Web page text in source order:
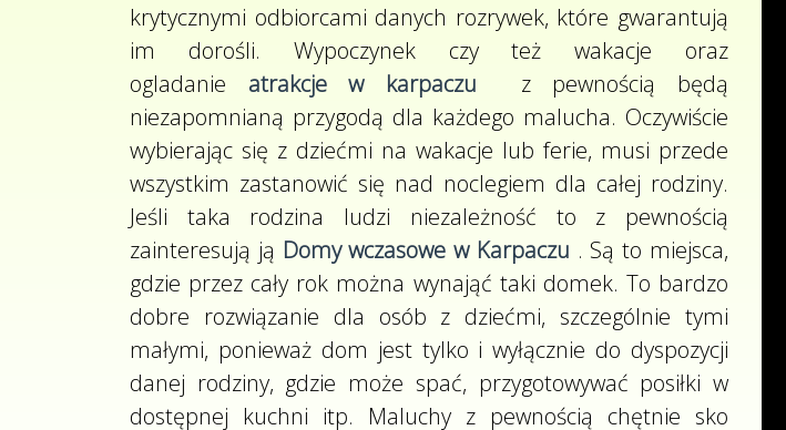
krytycznymi odbiorcami danych rozrywek, które gwarantują
im dorośli. Wypoczynek czy też wakacje oraz
ogladanie atrakcje w karpaczu z pewnością będą
niezapomnianą przygodą dla każdego malucha. Oczywiście
wybierając się z dziećmi na wakacje lub ferie, musi przede
wszystkim zastanowić się nad noclegiem dla całej rodziny.
Jeśli taka rodzina ludzi niezależność to z pewnością
zainteresują ją Domy wczasowe w Karpaczu . Są to miejsca,
gdzie przez cały rok można wynająć taki domek. To bardzo
dobre rozwiązanie dla osób z dziećmi, szczególnie tymi
małymi, ponieważ dom jest tylko i wyłącznie do dyspozycji
danej rodziny, gdzie może spać, przygotowywać posiłki w
dostępnej kuchni itp. Maluchy z pewnością chętnie sko